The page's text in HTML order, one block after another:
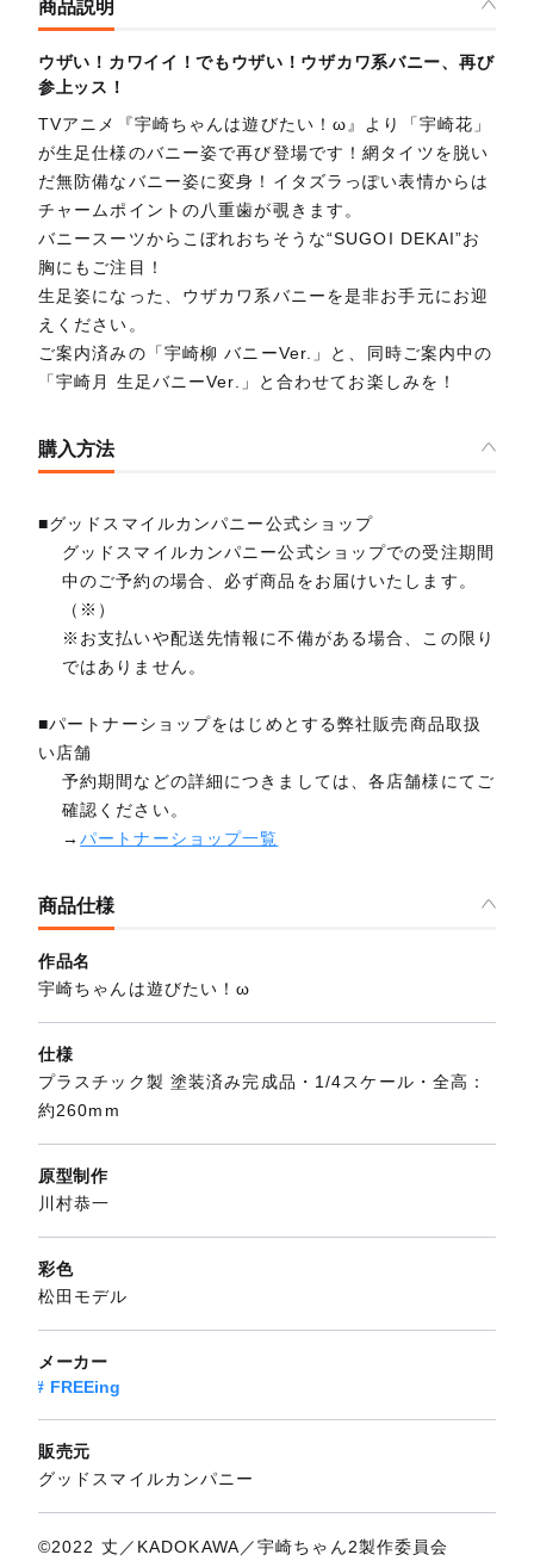
商品説明
ウザい！カワイイ！でもウザい！ウザカワ系バニー、再び
参上ッス！
TVアニメ『宇崎ちゃんは遊びたい！ω』より「宇崎花」
が生足仕様のバニー姿で再び登場です！網タイツを脱い
だ無防備なバニー姿に変身！イタズラっぽい表情からは
チャームポイントの八重歯が覗きます。
バニースーツからこぼれおちそうな“SUGOI DEKAI”お
胸にもご注目！
生足姿になった、ウザカワ系バニーを是非お手元にお迎
えください。
ご案内済みの「宇崎柳 バニーVer.」と、同時ご案内中の
「宇崎月 生足バニーVer.」と合わせてお楽しみを！
購入方法
■グッドスマイルカンパニー公式ショップ
グッドスマイルカンパニー公式ショップでの受注期間
中のご予約の場合、必ず商品をお届けいたします。
（※）
※お支払いや配送先情報に不備がある場合、この限り
ではありません。
■パートナーショップをはじめとする弊社販売商品取扱
い店舗
予約期間などの詳細につきましては、各店舗様にてご
確認ください。
→パートナーショップ一覧
商品仕様
作品名
宇崎ちゃんは遊びたい！ω
仕様
プラスチック製 塗装済み完成品・1/4スケール・全高：
約260mm
原型制作
川村恭一
彩色
松田モデル
メーカー
FREEing
販売元
グッドスマイルカンパニー
©2022 丈／KADOKAWA／宇崎ちゃん2製作委員会